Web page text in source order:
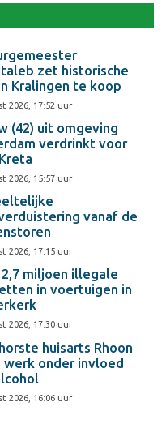
zet historische
Kralingen te koop
2026, 17:52 uur
(42) uit omgeving
verdrinkt voor
2026, 15:57 uur
vanaf de
2026, 17:15 uur
2,7 miljoen illegale
in voertuigen in
2026, 17:30 uur
huisarts Rhoon
werk onder invloed
2026, 16:06 uur